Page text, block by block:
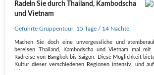
Radeln Sie durch Thailand, Kambodscha
und Vietnam
Geführte Gruppentour, 15 Tage / 14 Nächte
Machen Sie doch eine unvergessliche und
bereisen Thailand, Kambodscha und Vietnam mal
Radreise von Bangkok bis Saigon. Diese Möglichkeit
Kultur dieser verschiedenen Regionen intensiv, und